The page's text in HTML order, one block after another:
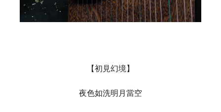
【初見幻境】
夜色如洗明月當空